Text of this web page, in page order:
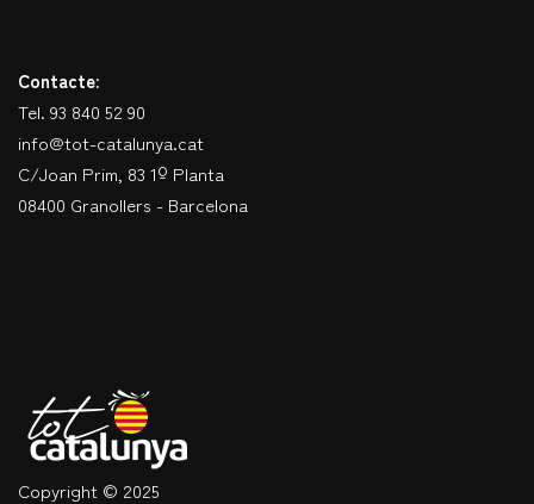
Contacte:
Tel. 93 840 52 90
info@tot-catalunya.cat
C/Joan Prim, 83 1º Planta
08400 Granollers - Barcelona
Copyright © 2025